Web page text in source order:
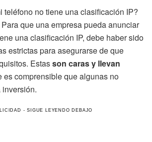
teléfono no tiene una clasificación IP?
que una empresa pueda anunciar
una clasificación IP, debe haber sido
estrictas para asegurarse de que
Estasson caras y llevan
es comprensible que algunas no